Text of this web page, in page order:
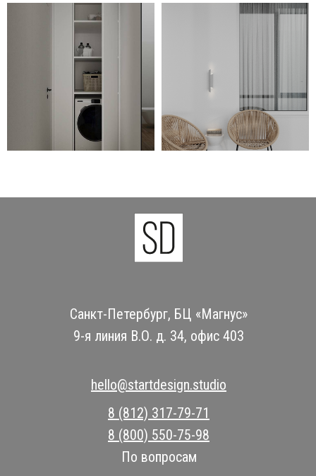
Санкт-Петербург, БЦ «Магнус»
9-я линия В.О. д. 34, офис 403
8 (812) 317-79-71
8 (800) 550-75-98
По вопросам
hello@startdesign.studio